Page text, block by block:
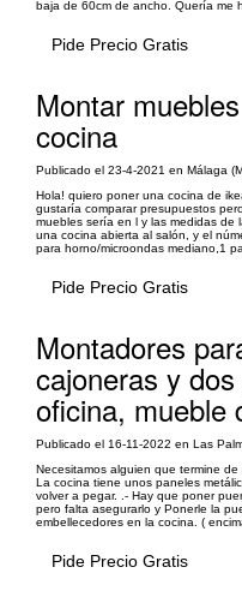
baja de 60cm de ancho. Quería me
Pide Precio Gratis
Montar
cocina
Publicado el 23-4-2021 en Málaga
Hola! quiero poner una cocina de
gustaría comparar presupuestos
muebles sería en l y las medidas
una cocina abierta al salón, y el
para horno/microondas mediano,1
Pide Precio Gratis
Montadores
cajoneras y
oficina, mueble
Publicado el 16-11-2022 en Las
Necesitamos alguien que termine
La cocina tiene unos paneles
volver a pegar. .- Hay que poner
pero falta asegurarlo y Ponerle la
embellecedores en la cocina. (
Pide Precio Gratis